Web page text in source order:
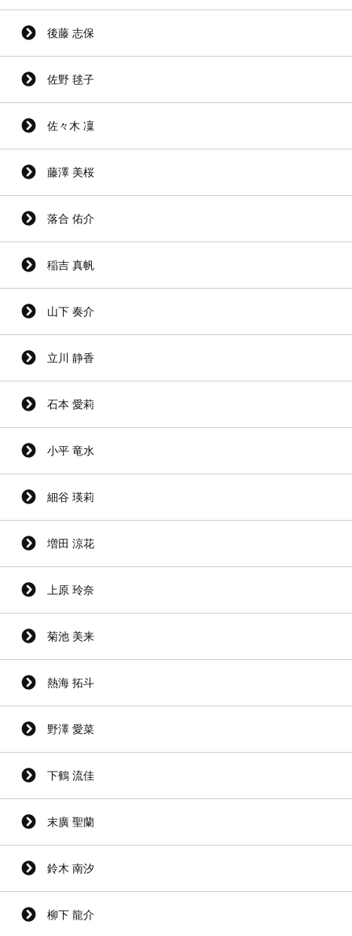
後藤 志保
佐野 毬子
佐々木 凜
藤澤 美桜
落合 佑介
稲吉 真帆
山下 奏介
立川 静香
石本 愛莉
小平 竜水
細谷 瑛莉
増田 涼花
上原 玲奈
菊池 美来
熱海 拓斗
野澤 愛菜
下鶴 流佳
末廣 聖蘭
鈴木 南汐
柳下 龍介